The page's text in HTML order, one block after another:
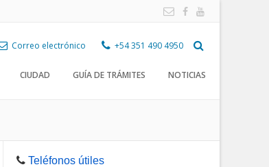
Correo electrónico +54 351 490 4950
CIUDAD GUÍA DE TRÁMITES NOTICIAS
Teléfonos útiles